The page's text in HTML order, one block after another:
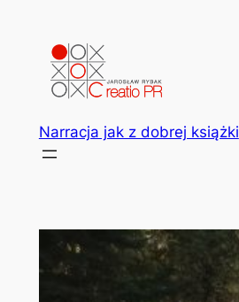
Narracja jak z dobrej książki